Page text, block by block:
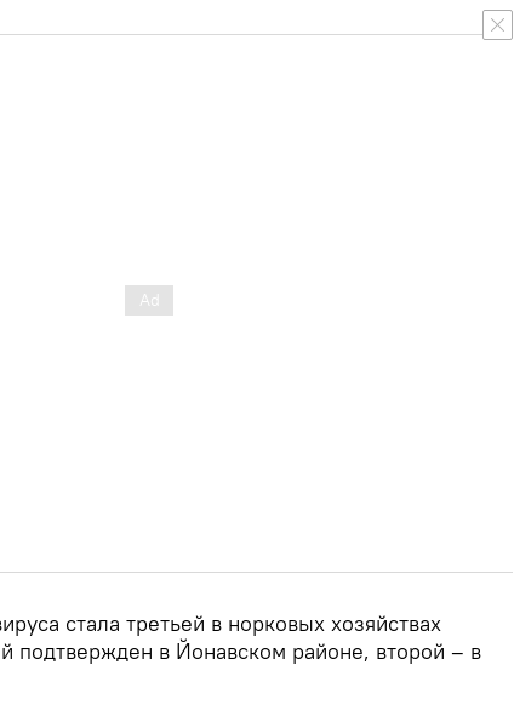
стала третьей в норковых хозяйствах
подтвержден в Йонавском районе, второй – в